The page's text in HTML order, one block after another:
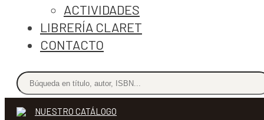
ACTIVIDADES
LIBRERÍA CLARET
CONTACTO
NUESTRO CATÁLOGO